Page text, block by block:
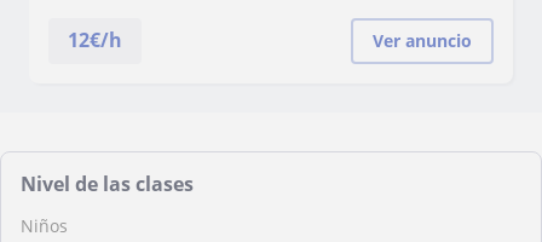
12€/h Ver anuncio
Nivel de las clases
Niños